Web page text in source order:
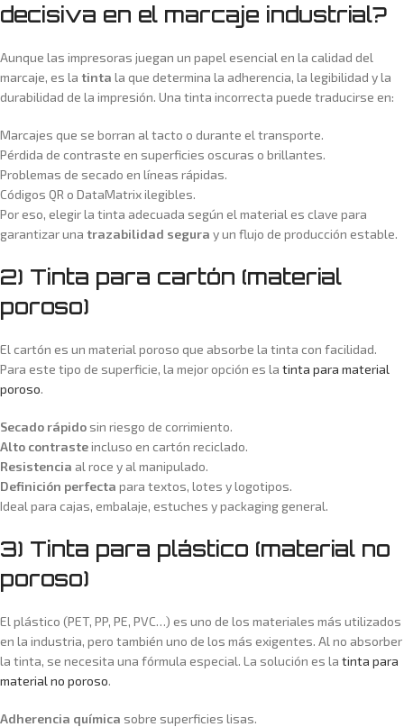
decisiva en el marcaje industrial?
Aunque las impresoras juegan un papel esencial en la calidad del
marcaje, es la tinta la que determina la adherencia, la legibilidad y la
durabilidad de la impresión. Una tinta incorrecta puede traducirse en:
Marcajes que se borran al tacto o durante el transporte.
Pérdida de contraste en superficies oscuras o brillantes.
Problemas de secado en líneas rápidas.
Códigos QR o DataMatrix ilegibles.
Por eso, elegir la tinta adecuada según el material es clave para
garantizar una trazabilidad segura y un flujo de producción estable.
2) Tinta para cartón (material
poroso)
El cartón es un material poroso que absorbe la tinta con facilidad.
Para este tipo de superficie, la mejor opción es la tinta para material
poroso.
Secado rápido sin riesgo de corrimiento.
Alto contrasteincluso en cartón reciclado.
Resistencia al roce y al manipulado.
Definición perfecta para textos, lotes y logotipos.
Ideal para cajas, embalaje, estuches y packaging general.
3) Tinta para plástico (material no
poroso)
El plástico (PET, PP, PE, PVC…) es uno de los materiales más utilizados
en la industria, pero también uno de los más exigentes. Al no absorber
la tinta, se necesita una fórmula especial. La solución es la tinta para
material no poroso.
Adherencia química sobre superficies lisas.